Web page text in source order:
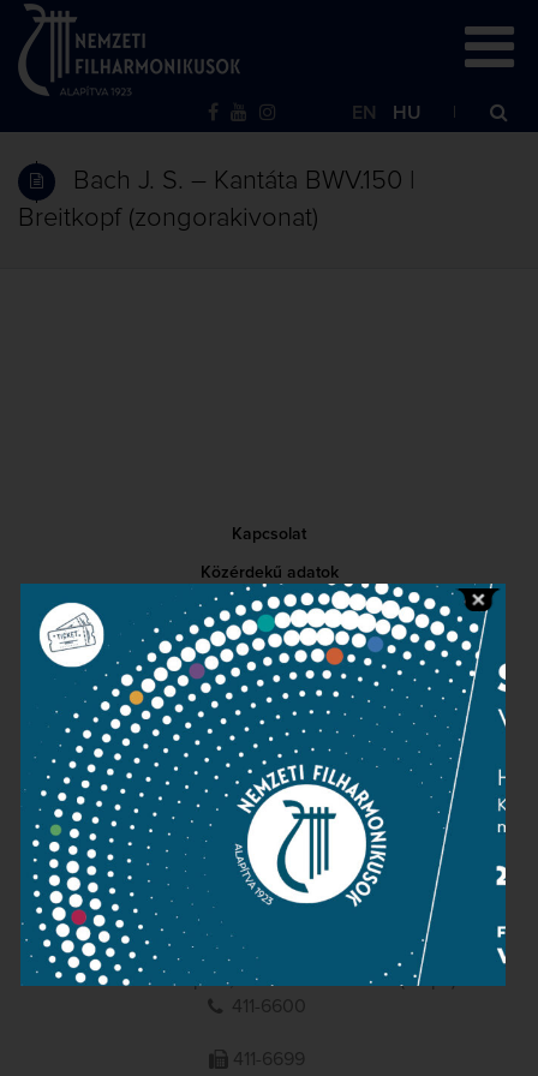
EN HU
Bach J. S. – Kantáta BWV.150 |
Breitkopf (zongorakivonat)
Kapcsolat
Közérdekű adatok
Sajtószoba
Adatvédelem
Impresszum
NEMZETI
FILHARMONIKUSOK
1095 Budapest, Komor Marcell u. 1. (Müpa)
411-6600
411-6699